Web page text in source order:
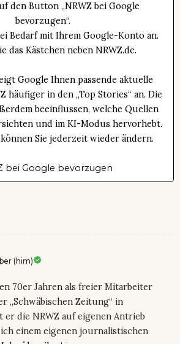
den Button „NRWZ bei Google
bevorzugen“.
Bedarf mit Ihrem Google-Konto an.
das Kästchen neben NRWZ.de.
Google Ihnen passende aktuelle
häufiger in den „Top Stories“ an. Die
beeinflussen, welche Quellen
und im KI-Modus hervorhebt.
Sie jederzeit wieder ändern.
bei Google bevorzugen
(him)
70er Jahren als freier Mitarbeiter
„Schwäbischen Zeitung“ in
er die NRWZ auf eigenen Antrieb
einem eigenen journalistischen